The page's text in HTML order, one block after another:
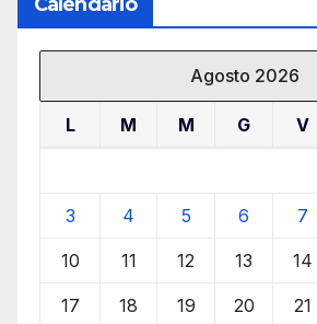
Calendario
Agosto 2026
L M M G V
3 4 5 6 7
10 11 12 13 14
17 18 19 20 21